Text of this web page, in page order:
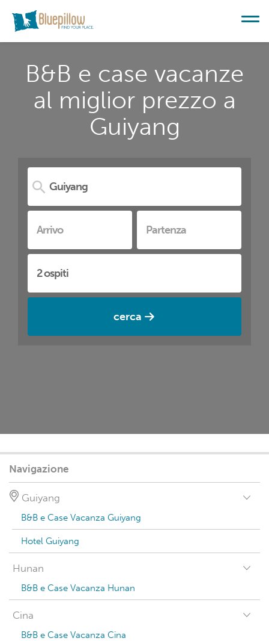
B&B e case vacanze
al miglior prezzo a
Guiyang
cerca
Navigazione
Guiyang
B&B e Case Vacanza Guiyang
Hotel Guiyang
Hunan
B&B e Case Vacanza Hunan
Cina
B&B e Case Vacanza Cina